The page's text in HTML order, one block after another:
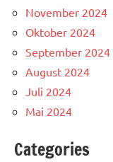
November 2024
Oktober 2024
September 2024
August 2024
Juli 2024
Mai 2024
Categories